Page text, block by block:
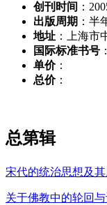
创刊时间 ：
出版周期 ：半
地址 ：上海市
国际标准书号
单价：
总价：
总第辑
宋代的统治思想及
关于佛教中的轮回